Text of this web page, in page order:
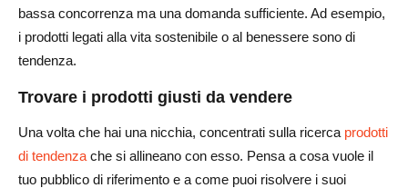
bassa concorrenza ma una domanda sufficiente. Ad esempio,
i prodotti legati alla vita sostenibile o al benessere sono di
tendenza.
Trovare i prodotti giusti da vendere
Una volta che hai una nicchia, concentrati sulla ricerca prodotti
di tendenza che si allineano con esso. Pensa a cosa vuole il
tuo pubblico di riferimento e a come puoi risolvere i suoi